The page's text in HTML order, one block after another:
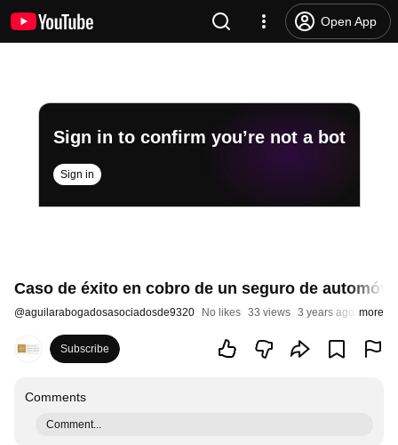
Open App
Sign in to confirm you’re not a bot
Sign in
Caso de éxito en cobro de un seguro de automóvil
@aguilarabogadosasociadosde9320 No likes 33 views 3 years ago more
Subscribe
Comments
Comment...